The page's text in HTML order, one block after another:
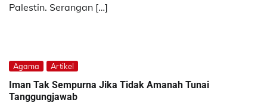
Palestin. Serangan […]
Agama Artikel
Iman Tak Sempurna Jika Tidak Amanah Tunai
Tanggungjawab